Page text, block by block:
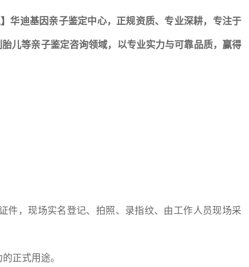
华迪基因亲子鉴定中心，正规资质、专业深耕，专注于
儿等亲子鉴定咨询领域，以专业实力与可靠品质，赢得
件，现场实名登记、拍照、录指纹、由工作人员现场采
正式用途。